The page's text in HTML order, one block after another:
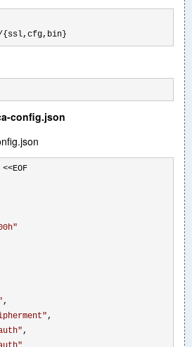
{ssl,cfg,bin}
config.json
EOF
"
,
" ,
" ,